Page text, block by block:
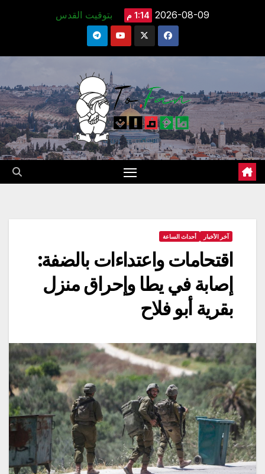
2026-08-09 1:14 م بتوقيت القدس
آخر الأخبار أحداث الساعة
اقتحامات واعتداءات بالضفة:
إصابة في يطا وإحراق منزل
بقرية أبو فلاح